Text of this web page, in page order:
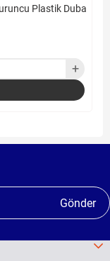
Plastik Duba
Gönder